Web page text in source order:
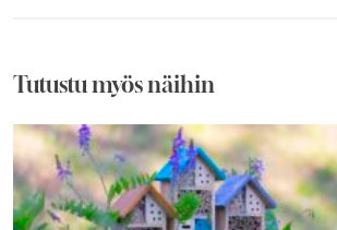
Tutustu myös näihin